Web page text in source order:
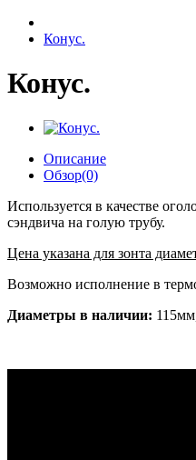
Конус.
Конус.
Описание
Обзор(0)
Используется в качестве
сэндвича на голую трубу.
Цена указана для зонта
Возможно исполнение в
Диаметры в наличии: